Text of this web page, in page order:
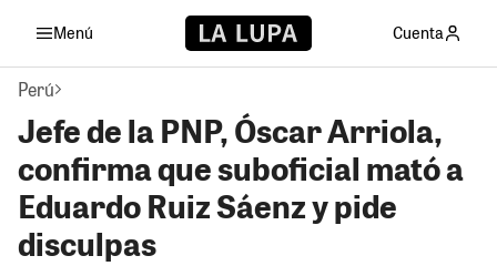
Menú Cuenta
Perú
Jefe de la PNP, Óscar Arriola,
confirma que suboficial mató a
Eduardo Ruiz Sáenz y pide
disculpas